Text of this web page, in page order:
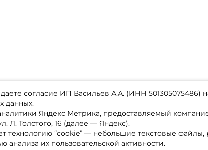
согласие ИП Васильев А.А. (ИНН 501305075486)
данных.
Яндекс Метрика, предоставляемый
Л. Толстого, 16 (далее — Яндекс).
технологию “cookie” — небольшие текстовые
анализа их пользовательской активности.
Каталог товаров
Акции